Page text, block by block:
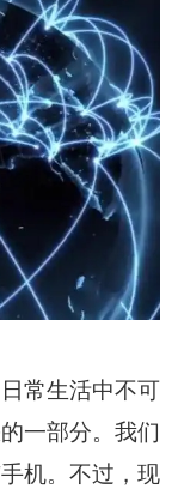
常生活中不可
一部分。我们
机。不过，现